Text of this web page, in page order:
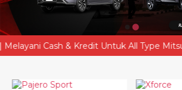
Cash & Kredit Untuk All Type